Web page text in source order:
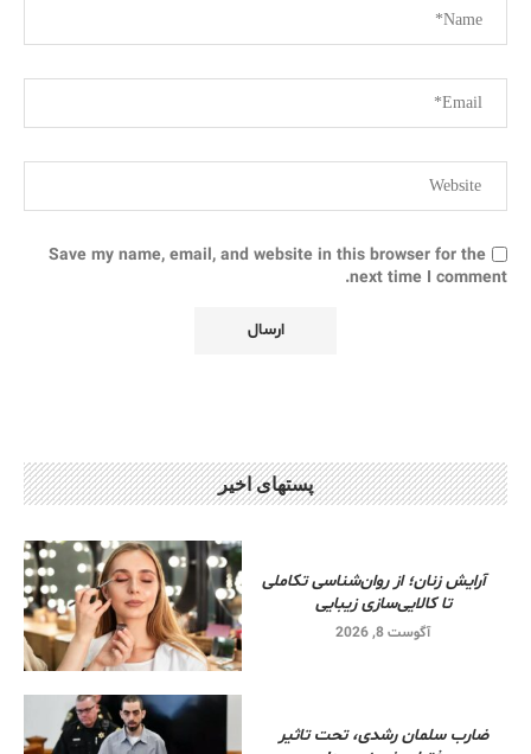
Save my name, email, and website in this browser for the
next time I comment.
پستهای اخیر
آرایش زنان؛ از روان‌شناسی تکاملی
تا کالایی‌سازی زیبایی
آگوست 8, 2026
ضارب سلمان رشدی، تحت تاثیر